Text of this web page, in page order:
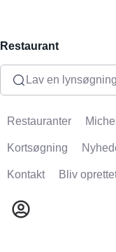
Restaurant
Lav en
Restauranter
Kortsøgning
Kontakt Bliv